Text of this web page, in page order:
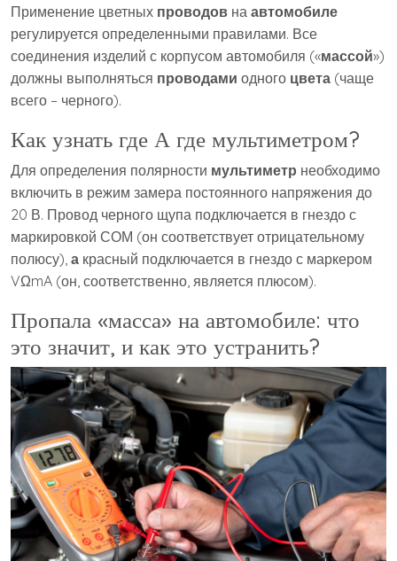
Применение цветных проводов на автомобиле
регулируется определенными правилами. Все
соединения изделий с корпусом автомобиля («массой»)
должны выполняться проводами одного цвета (чаще
всего – черного).
Как узнать где А где мультиметром?
Для определения полярности мультиметр необходимо
включить в режим замера постоянного напряжения до
20 В. Провод черного щупа подключается в гнездо с
маркировкой СОМ (он соответствует отрицательному
полюсу), а красный подключается в гнездо с маркером
VΩmA (он, соответственно, является плюсом).
Пропала «масса» на автомобиле: что
это значит, и как это устранить?